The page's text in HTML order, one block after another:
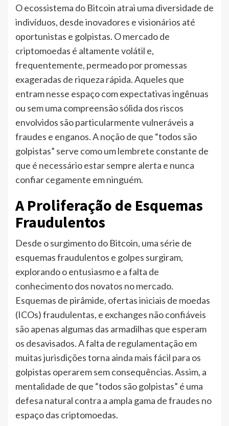
O ecossistema do Bitcoin atrai uma diversidade de
indivíduos, desde inovadores e visionários até
oportunistas e golpistas. O mercado de
criptomoedas é altamente volátil e,
frequentemente, permeado por promessas
exageradas de riqueza rápida. Aqueles que
entram nesse espaço com expectativas ingênuas
ou sem uma compreensão sólida dos riscos
envolvidos são particularmente vulneráveis a
fraudes e enganos. A noção de que “todos são
golpistas” serve como um lembrete constante de
que é necessário estar sempre alerta e nunca
confiar cegamente em ninguém.
A Proliferação de Esquemas
Fraudulentos
Desde o surgimento do Bitcoin, uma série de
esquemas fraudulentos e golpes surgiram,
explorando o entusiasmo e a falta de
conhecimento dos novatos no mercado.
Esquemas de pirâmide, ofertas iniciais de moedas
(ICOs) fraudulentas, e exchanges não confiáveis
são apenas algumas das armadilhas que esperam
os desavisados. A falta de regulamentação em
muitas jurisdições torna ainda mais fácil para os
golpistas operarem sem consequências. Assim, a
mentalidade de que “todos são golpistas” é uma
defesa natural contra a ampla gama de fraudes no
espaço das criptomoedas.